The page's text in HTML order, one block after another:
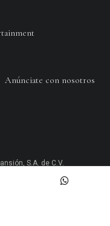
Anúnciate con nosotros
S.A. de C.V.